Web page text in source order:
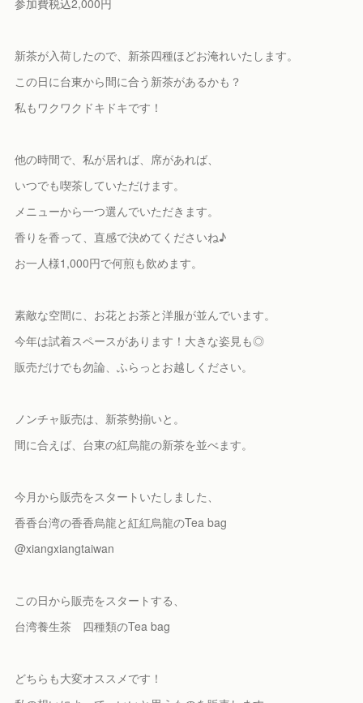
参加費税込2,000円
新茶が入荷したので、新茶四種ほどお淹れいたします。
この日に台東から間に合う新茶があるかも？
私もワクワクドキドキです！
他の時間で、私が居れば、席があれば、
いつでも喫茶していただけます。
メニューから一つ選んでいただきます。
香りを香って、直感で決めてくださいね♪
お一人様1,000円で何煎も飲めます。
素敵な空間に、お花とお茶と洋服が並んでいます。
今年は試着スペースがあります！大きな姿見も◎
販売だけでも勿論、ふらっとお越しください。
ノンチャ販売は、新茶勢揃いと。
間に合えば、台東の紅烏龍の新茶を並べます。
今月から販売をスタートいたしました、
香香台湾の香香烏龍と紅紅烏龍のTea bag
@xiangxiangtaiwan
この日から販売をスタートする、
台湾養生茶 四種類のTea bag
どちらも大変オススメです！